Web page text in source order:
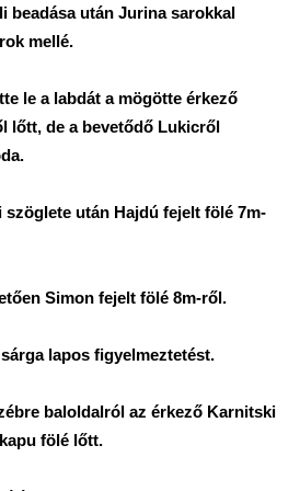
beadása után Jurina sarokkal
mellé.
le a labdát a mögötte érkező
lőtt, de a bevetődő Lukicről
szöglete után Hajdú fejelt fölé 7m-
Simon fejelt fölé 8m-ről.
lapos figyelmeztetést.
baloldalról az érkező Karnitski
fölé lőtt.